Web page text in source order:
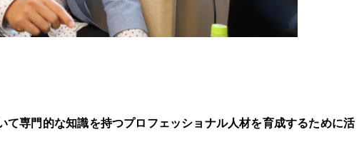
て専門的な知識を持つプロフェッショナル人材を育成するために活